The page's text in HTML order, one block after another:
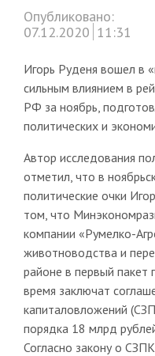
Опубликовано:
07.12.2020 11:31
Игорь Руденя вошел в
сильным влиянием в
РФ за ноябрь,
политических и
Автор исследования
отметил, что в
политические очки
том, что
компании «Румелко-
животноводства и
районе в первый
время заключат
капиталовложений
порядка 18 млрд
Согласно закону о